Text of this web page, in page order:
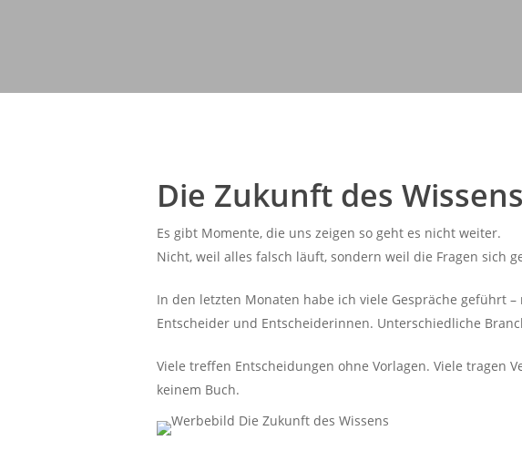
Die Zukunft des Wissens
Es gibt Momente, die uns zeigen so geht es nicht weiter.
Nicht, weil alles falsch läuft, sondern weil die Fragen sich
In den letzten Monaten habe ich viele Gespräche geführt
Entscheider und Entscheiderinnen. Unterschiedliche
Viele treffen Entscheidungen ohne Vorlagen. Viele
keinem Buch.